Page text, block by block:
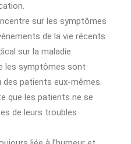
sur les symptômes
de la vie récents.
sur la maladie
les symptômes sont
des patients eux-mêmes.
que les patients ne se
de leurs troubles